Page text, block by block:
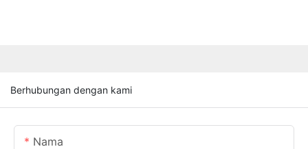
Berhubungan dengan kami
Nama